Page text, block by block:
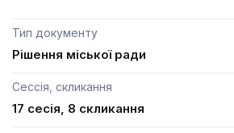
Тип документу
Рішення міської ради
Сессія, скликання
17 сесія, 8 скликання